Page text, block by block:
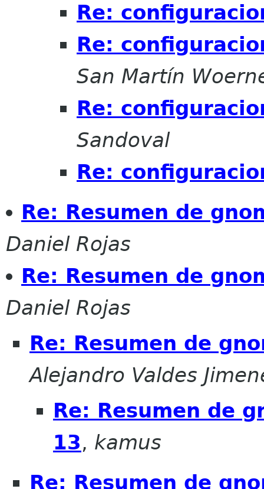
Re:
Re:
San Martín
Re:
Sandoval
Re:
Re: Resumen de
Daniel Rojas
Re: Resumen de
Daniel Rojas
Re: Resumen de
Alejandro Valdes
Re: Resumen de
13, kamus
Re: Resumen de